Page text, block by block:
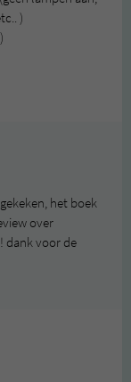
)
het boek
over
dank voor de